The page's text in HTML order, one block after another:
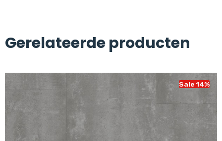
Gerelateerde producten
Sale 14%